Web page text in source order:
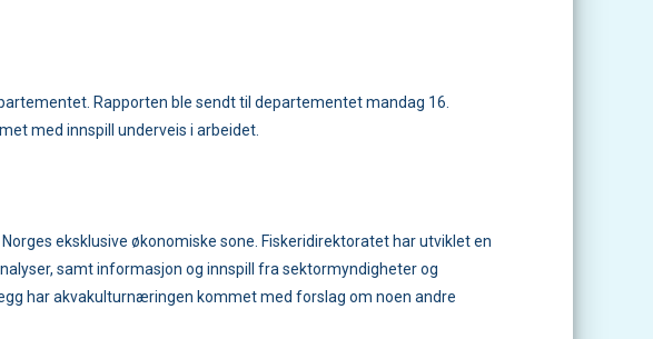
Rapporten ble sendt til departementet mandag 16.
med innspill underveis i arbeidet.
eksklusive økonomiske sone. Fiskeridirektoratet har utviklet en
samt informasjon og innspill fra sektormyndigheter og
har akvakulturnæringen kommet med forslag om noen andre